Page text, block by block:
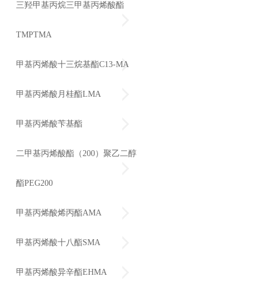
三羟甲基丙烷三甲基丙烯酸酯
TMPTMA
甲基丙烯酸十三烷基酯C13-MA
甲基丙烯酸月桂酯LMA
甲基丙烯酸苄基酯
二甲基丙烯酸酯（200）聚乙二醇
酯PEG200
甲基丙烯酸烯丙酯AMA
甲基丙烯酸十八酯SMA
甲基丙烯酸异辛酯EHMA